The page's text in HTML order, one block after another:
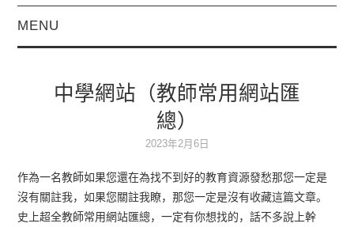
MENU
域名价格
阿里云已备案域名出售
中學網站（教師常用網站匯
總）
2023年2月6日
作為一名教師如果您還在為找不到好的教育資源發愁那您一定是
沒有關註我，如果您關註我瞭，那您一定是沒有收藏這篇文章。
史上超全教師常用網站匯總，一定有你想找的，話不多說上幹